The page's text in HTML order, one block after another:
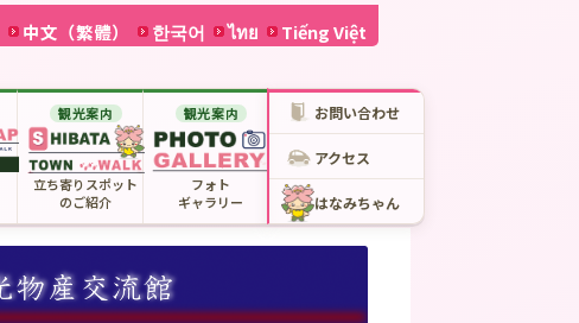
中文（繁體） 한국어 ไทย Tiếng Việt
観光案内
立ち寄りスポット
のご紹介
観光案内
フォト
ギャラリー
お問い合わせ
アクセス
はなみちゃん